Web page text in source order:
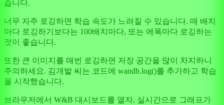
습니다.
너무 자주 로깅하면 학습 속도가 느려질 수 있습니다. 매 배치
마다 로깅하기보다는 100배치마다, 또는 에폭마다 로깅하는
것이 좋습니다.
또한 큰 이미지를 매번 로깅하면 저장 공간을 많이 차지하니
주의하세요. 김개발 씨는 코드에 wandb.log()를 추가하고 학습
을 시작했습니다.
브라우저에서 W&B 대시보드를 열자, 실시간으로 그래프가